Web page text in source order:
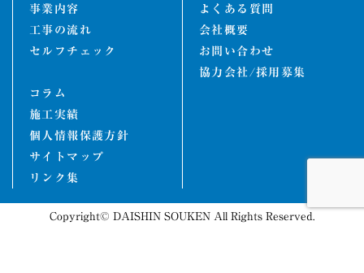
事業内容
工事の流れ
セルフチェック
よくある質問
会社概要
お問い合わせ
協力会社/採用募集
コラム
施工実績
個人情報保護方針
サイトマップ
リンク集
Copyright© DAISHIN SOUKEN All Rights Reserved.